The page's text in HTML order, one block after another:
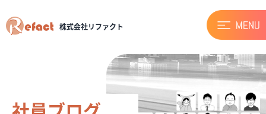
株式会社リファクト